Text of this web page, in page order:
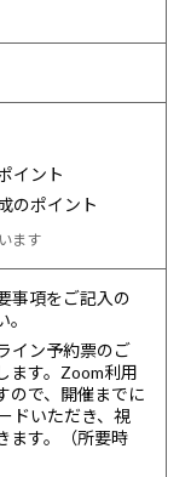
イント
のポイント
ます
事項をご記入の
イン予約票のご
ます。Zoom利用
ので、開催までに
ドいただき、視
ます。（所要時